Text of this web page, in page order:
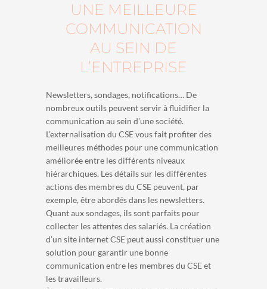
UNE MEILLEURE
COMMUNICATION
AU SEIN DE
L’ENTREPRISE
Newsletters, sondages, notifications… De
nombreux outils peuvent servir à fluidifier la
communication au sein d’une société.
L’externalisation du CSE vous fait profiter des
meilleures méthodes pour une communication
améliorée entre les différents niveaux
hiérarchiques. Les détails sur les différentes
actions des membres du CSE peuvent, par
exemple, être abordés dans les newsletters.
Quant aux sondages, ils sont parfaits pour
collecter les attentes des salariés. La création
d’un site internet CSE peut aussi constituer une
solution pour garantir une bonne
communication entre les membres du CSE et
les travailleurs.